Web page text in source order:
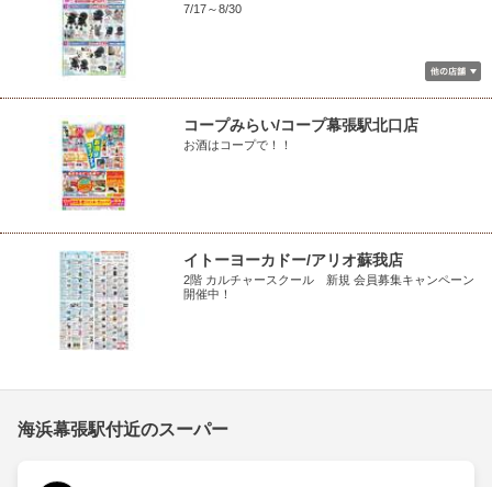
7/17～8/30
コープみらい/コープ幕張駅北口店
お酒はコープで！！
イトーヨーカドー/アリオ蘇我店
2階 カルチャースクール 新規 会員募集キャンペーン
開催中！
海浜幕張駅付近のスーパー